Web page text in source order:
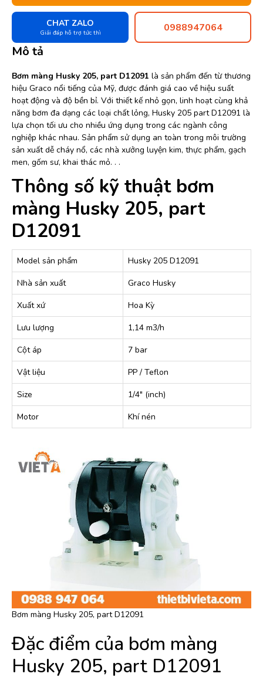
CHAT ZALO
Giải đáp hỗ trợ tức thì 0988947064
Mô tả
Bơm màng Husky 205, part D12091 là sản phẩm đến từ thương
hiệu Graco nổi tiếng của Mỹ, được đánh giá cao về hiệu suất
hoạt động và độ bền bỉ. Với thiết kế nhỏ gọn, linh hoạt cùng khả
năng bơm đa dạng các loại chất lỏng, Husky 205 part D12091 là
lựa chọn tối ưu cho nhiều ứng dụng trong các ngành công
nghiệp khác nhau. Sản phẩm sử dụng an toàn trong môi trường
sản xuất dễ cháy nổ, các nhà xưởng luyện kim, thực phẩm, gạch
men, gốm sư, khai thác mỏ. . .
Thông số kỹ thuật bơm
màng Husky 205, part
D12091
Model sản phẩm
Husky 205 D12091
Nhà sản xuất
Graco Husky
Xuất xứ
Hoa Kỳ
Lưu lượng
1,14 m3/h
Cột áp
7 bar
Vật liệu
PP / Teflon
Size
1/4″ (inch)
Motor
Khí nén
Bơm màng Husky 205, part D12091
Đặc điểm của bơm màng
Husky 205, part D12091